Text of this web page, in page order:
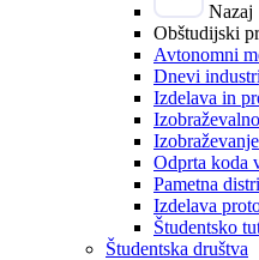
Nazaj
Obštudijski
Avtonomni
Dnevi
Izdelava in
Odprta koda
Pametna
Izdelava
Študentsko
Študentska društva